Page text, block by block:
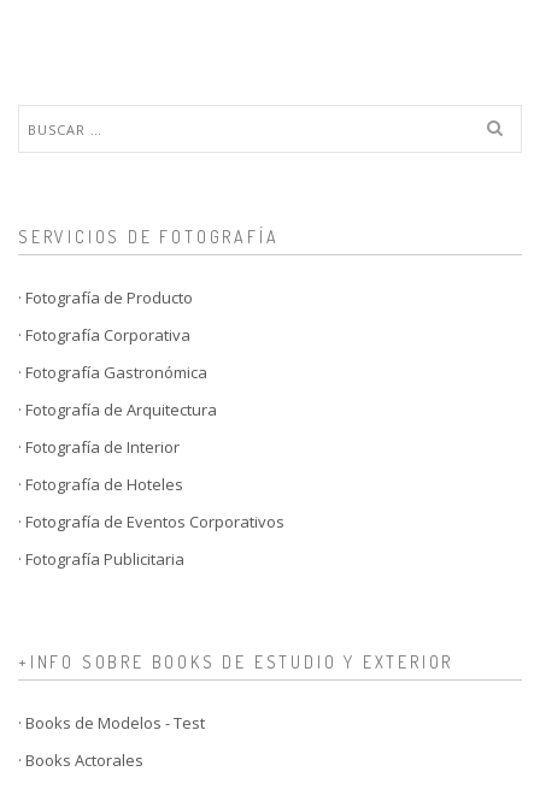
SERVICIOS DE FOTOGRAFÍA
· Fotografía de Producto
· Fotografía Corporativa
· Fotografía Gastronómica
· Fotografía de Arquitectura
· Fotografía de Interior
· Fotografía de Hoteles
· Fotografía de Eventos Corporativos
· Fotografía Publicitaria
+INFO SOBRE BOOKS DE ESTUDIO Y EXTERIOR
· Books de Modelos - Test
· Books Actorales